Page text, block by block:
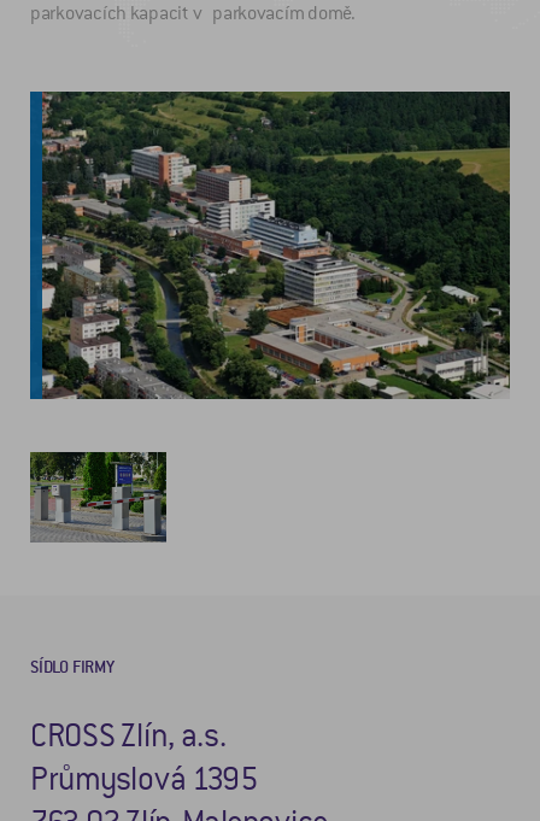
parkovacích kapacit v parkovacím domě.
SÍDLO FIRMY
CROSS Zlín, a.s.
Průmyslová 1395